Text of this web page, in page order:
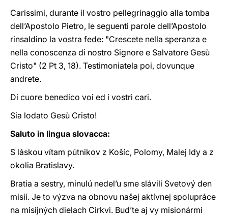
Carissimi, durante il vostro pellegrinaggio alla tomba
dell’Apostolo Pietro, le seguenti parole dell’Apostolo
rinsaldino la vostra fede: "Crescete nella speranza e
nella conoscenza di nostro Signore e Salvatore Gesù
Cristo" (2 Pt 3, 18). Testimoniatela poi, dovunque
andrete.
Di cuore benedico voi ed i vostri cari.
Sia lodato Gesù Cristo!
Saluto in lingua slovacca:
S láskou vítam pútnikov z Košíc, Polomy, Malej Idy a z
okolia Bratislavy.
Bratia a sestry, minulú nedel’u sme slávili Svetový den
misií. Je to výzva na obnovu našej aktívnej spolupráce
na misijných dielach Cirkvi. Bud’te aj vy misionármi